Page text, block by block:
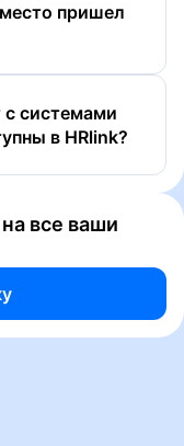
пришел
системами
в HRlink?
все ваши